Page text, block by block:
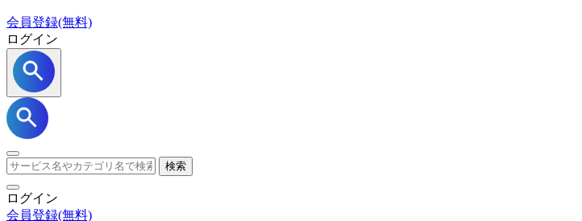
会員登録(無料)
ログイン
検索
ログイン
会員登録(無料)